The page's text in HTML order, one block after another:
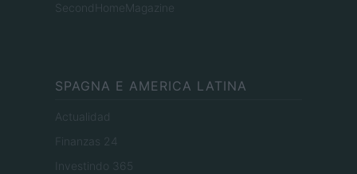
SecondHomeMagazine
SPAGNA E AMERICA LATINA
Actualidad
Finanzas 24
Investindo 365